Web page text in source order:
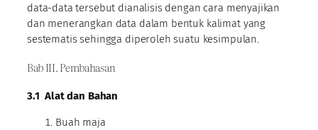
data-data tersebut dianalisis dengan cara menyajikan
dan menerangkan data dalam bentuk kalimat yang
sestematis sehingga diperoleh suatu kesimpulan.
Bab III. Pembahasan
3.1Alat dan Bahan
Buah maja